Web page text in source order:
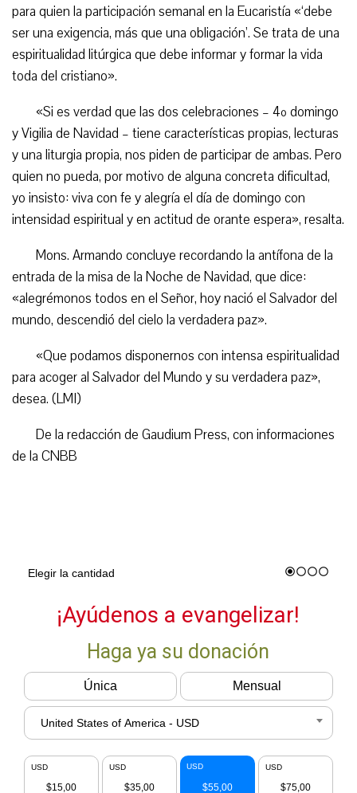
para quien la participación semanal en la Eucaristía «‘debe
ser una exigencia, más que una obligación’. Se trata de una
espiritualidad litúrgica que debe informar y formar la vida
toda del cristiano».
«Si es verdad que las dos celebraciones – 4º domingo
y Vigilia de Navidad – tiene características propias, lecturas
y una liturgia propia, nos piden de participar de ambas. Pero
quien no pueda, por motivo de alguna concreta dificultad,
yo insisto: viva con fe y alegría el día de domingo con
intensidad espiritual y en actitud de orante espera», resalta.
Mons. Armando concluye recordando la antífona de la
entrada de la misa de la Noche de Navidad, que dice:
«alegrémonos todos en el Señor, hoy nació el Salvador del
mundo, descendió del cielo la verdadera paz».
«Que podamos disponernos con intensa espiritualidad
para acoger al Salvador del Mundo y su verdadera paz»,
desea. (LMI)
De la redacción de Gaudium Press, con informaciones
de la CNBB